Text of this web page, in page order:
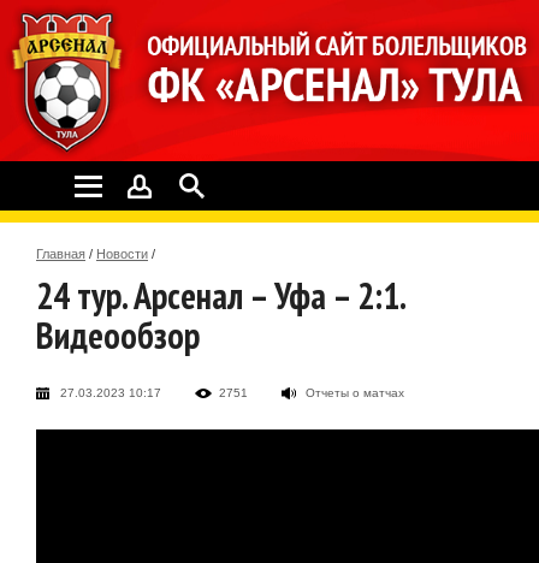
Главная / Новости /
24 тур. Арсенал – Уфа – 2:1.
Видеообзор
27.03.2023 10:17 2751 Отчеты о матчах